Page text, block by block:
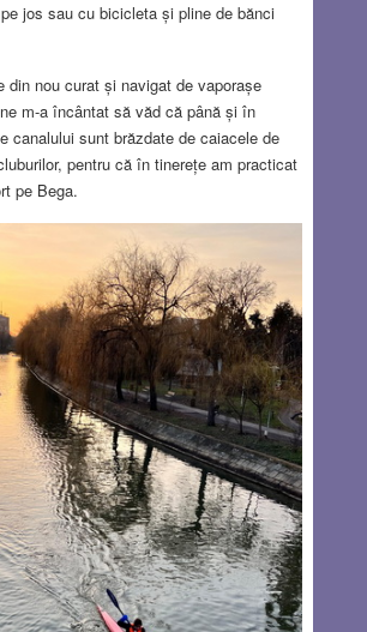
jos sau cu bicicleta și pline de bănci
din nou curat și navigat de vaporașe
m-a încântat să văd că până și în
canalului sunt brăzdate de caiacele de
pentru că în tinerețe am practicat
pe Bega.